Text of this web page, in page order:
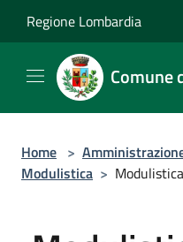
Regione Lombardia
Comune
Home >
Modulistica >